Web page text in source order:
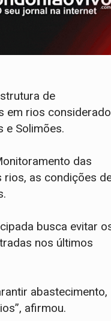
de
em rios
e Solimões.
das
rios, as condições
busca evitar
nos últimos
abastecimento,
afirmou.